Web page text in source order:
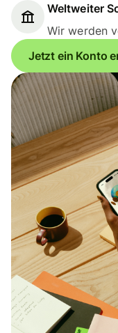
Weltweiter
Wir werden
Jetzt ein Konto